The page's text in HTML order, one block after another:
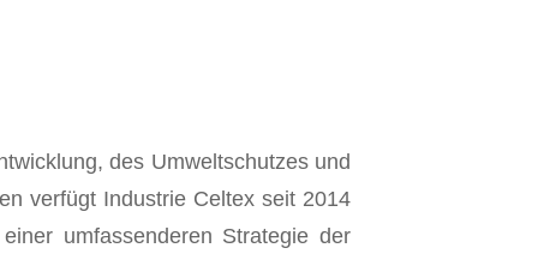
des Umweltschutzes und
verfügt Industrie Celtex seit 2014
umfassenderen Strategie der